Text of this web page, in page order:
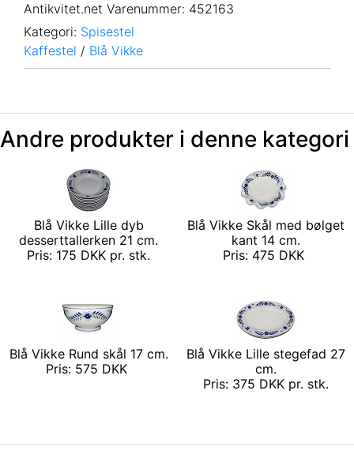
Antikvitet.net Varenummer: 452163
Kategori: Spisestel
Kaffestel / Blå Vikke
Andre produkter i denne kategori
Blå Vikke Lille dyb
desserttallerken 21 cm.
Pris: 175 DKK pr. stk.
Blå Vikke Skål med bølget
kant 14 cm.
Pris: 475 DKK
Blå Vikke Rund skål 17 cm.
Pris: 575 DKK
Blå Vikke Lille stegefad 27
cm.
Pris: 375 DKK pr. stk.